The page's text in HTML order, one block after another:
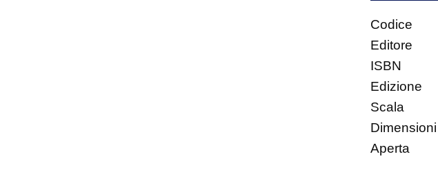
Codice
Editore
ISBN
Edizione
Scala
Dimensioni
Aperta